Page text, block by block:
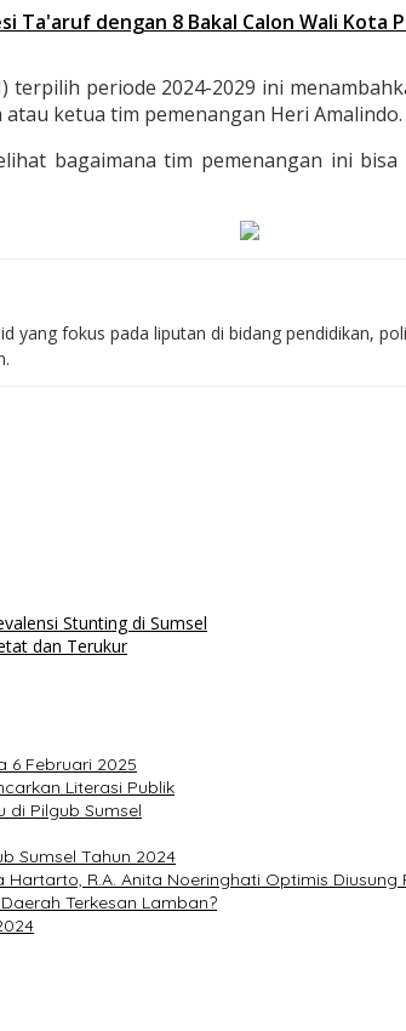
Ta'aruf dengan 8 Bakal Calon Wali Kota
terpilih periode 2024-2029 ini
ketua tim pemenangan Heri Amalindo.
bagaimana tim pemenangan ini
yang fokus pada liputan di bidang pendidikan,
Stunting di Sumsel
dan Terukur
6 Februari 2025
Literasi Publik
di Pilgub Sumsel
Sumsel Tahun 2024
R.A. Anita Noeringhati Optimis Diusung
Terkesan Lamban?